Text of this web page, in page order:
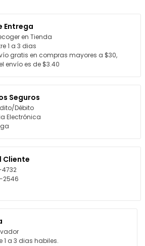
Entrega
en Tienda
1 a 3 dias
gratis en compras mayores a $30,
envío es de $3.40
Seguros
Débito
Electrónica
Cliente
4732
2546
1 a 3 dias habiles.